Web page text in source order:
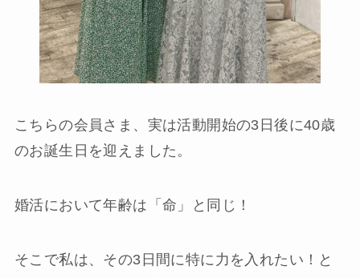
こちらの会員さま、実は活動開始の3日後に40歳
のお誕生日を迎えました。
婚活において年齢は「命」と同じ！
そこで私は、その3日間に特に力を入れたい！と